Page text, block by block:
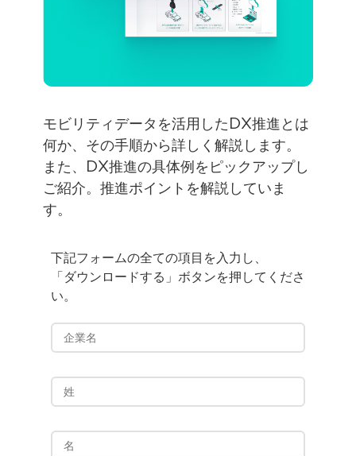
モビリティデータを活用したDX推進とは
何か、その手順から詳しく解説します。
また、DX推進の具体例をピックアップし
ご紹介。推進ポイントを解説していま
す。
下記フォームの全ての項目を入力し、
「ダウンロードする」ボタンを押してくださ
い。